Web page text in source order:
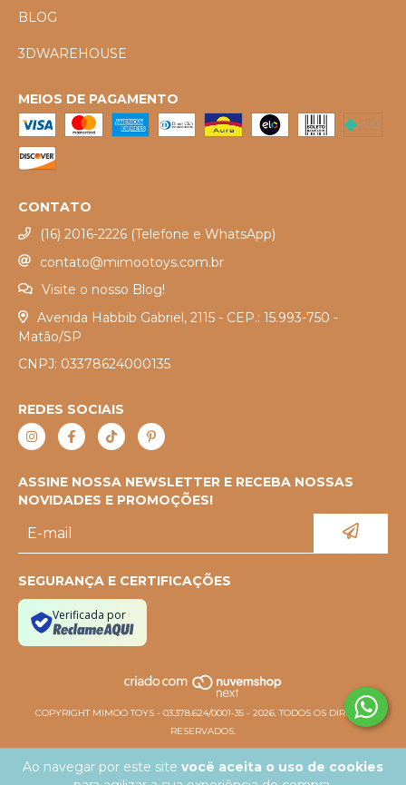
Ao navegar por este site você aceita o uso de cookies
BLOG
3DWAREHOUSE
MEIOS DE PAGAMENTO
CONTATO
(16) 2016-2226 (Telefone e WhatsApp)
contato@mimootoys.com.br
Visite o nosso Blog!
Avenida Habbib Gabriel, 2115 - CEP.: 15.993-750 -
Matão/SP
CNPJ: 03378624000135
REDES SOCIAIS
ASSINE NOSSA NEWSLETTER E RECEBA NOSSAS
NOVIDADES E PROMOÇÕES!
SEGURANÇA E CERTIFICAÇÕES
Verificada por
COPYRIGHT MIMOO TOYS - 03.378.624/0001-35 - 2026. TODOS OS DIREITOS
RESERVADOS.